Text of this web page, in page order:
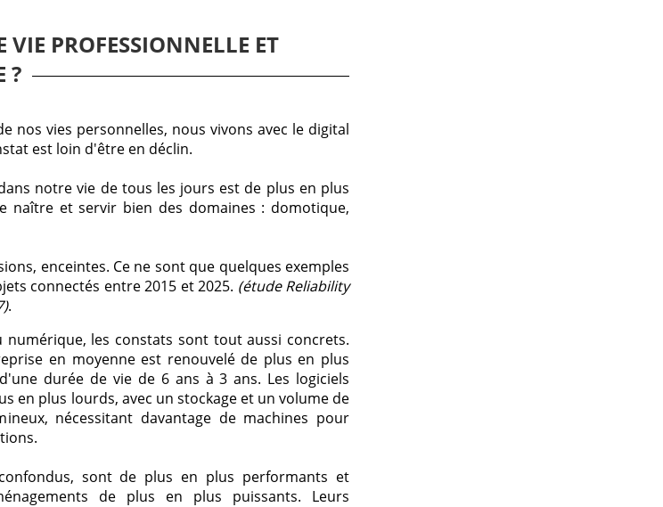
PROFESSIONNELLE ET
?
nos vies personnelles, nous vivons avec le digital
est loin d'être en déclin.
notre vie de tous les jours est de plus en plus
naître et servir bien des domaines : domotique,
enceintes. Ce ne sont que quelques exemples
connectés entre 2015 et 2025. (étude Reliability
.
les constats sont tout aussi concrets.
en moyenne est renouvelé de plus en plus
durée de vie de 6 ans à 3 ans. Les logiciels
en plus lourds, avec un stockage et un volume de
nécessitant davantage de machines pour
sont de plus en plus performants et
de plus en plus puissants. Leurs